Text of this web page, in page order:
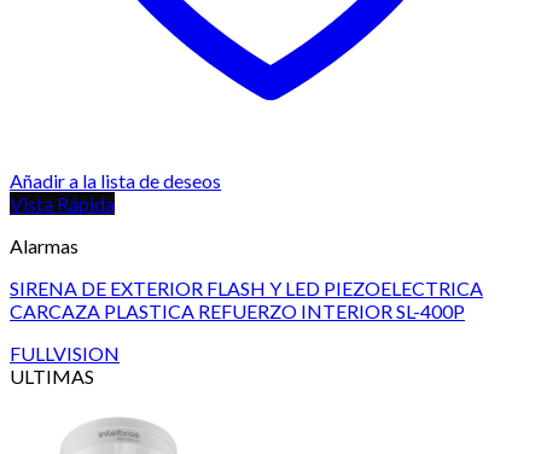
Añadir a la lista de deseos
Vista Rápida
Alarmas
SIRENA DE EXTERIOR FLASH Y LED PIEZOELECTRICA
CARCAZA PLASTICA REFUERZO INTERIOR SL-400P
FULLVISION
ULTIMAS